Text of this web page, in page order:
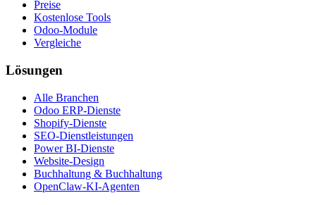
Preise
Kostenlose Tools
Odoo-Module
Vergleiche
Lösungen
Alle Branchen
Odoo ERP-Dienste
Shopify-Dienste
SEO-Dienstleistungen
Power BI-Dienste
Website-Design
Buchhaltung & Buchhaltung
OpenClaw-KI-Agenten